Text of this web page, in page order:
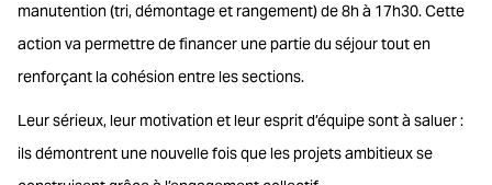
manutention (tri, démontage et rangement) de 8h à 17h30. Cette
action va permettre de financer une partie du séjour tout en
renforçant la cohésion entre les sections.
Leur sérieux, leur motivation et leur esprit d’équipe sont à saluer :
ils démontrent une nouvelle fois que les projets ambitieux se